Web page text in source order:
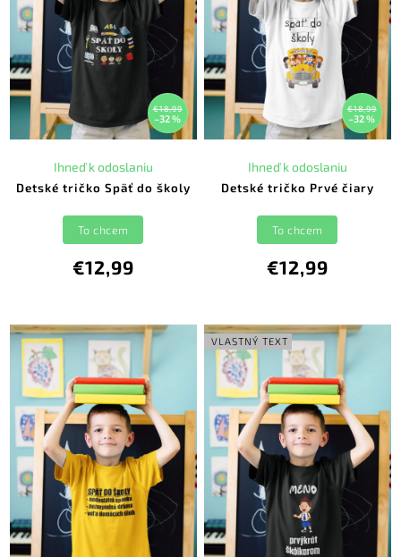
€18,99
–32 %
Detské tričko Späť do školy
Ihneď k odoslaniu
€12,99
To chcem
€18,99
–32 %
Detské tričko Prvé čiary
Ihneď k odoslaniu
€12,99
To chcem
VLASTNÝ TEXT